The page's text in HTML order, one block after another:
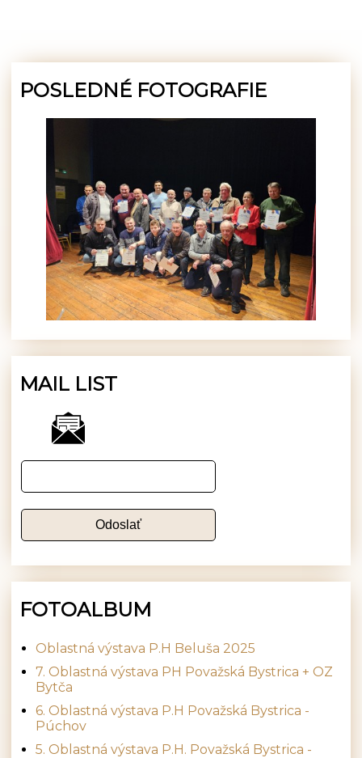
POSLEDNÉ FOTOGRAFIE
MAIL LIST
FOTOALBUM
Oblastná výstava P.H Beluša 2025
7. Oblastná výstava PH Považská Bystrica + OZ
Bytča
6. Oblastná výstava P.H Považská Bystrica -
Púchov
5. Oblastná výstava P.H. Považská Bystrica -